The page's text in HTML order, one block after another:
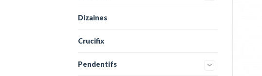
Dizaines
Crucifix
Pendentifs